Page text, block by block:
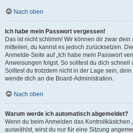
Nach oben
Ich habe mein Passwort vergessen!
Das ist nicht schlimm! Wir können dir zwar
mitteilen, du kannst es jedoch zurücksetzen.
Anmelde-Seite auf „Ich habe mein Passwort
Anweisungen folgst. So solltest du dich
Solltest du trotzdem nicht in der Lage sein,
wende dich an die Board-Administration.
Nach oben
Warum werde ich automatisch abgemeldet?
Wenn du beim Anmelden das Kontrollkästchen
auswählst, wirst du nur für eine Sitzung